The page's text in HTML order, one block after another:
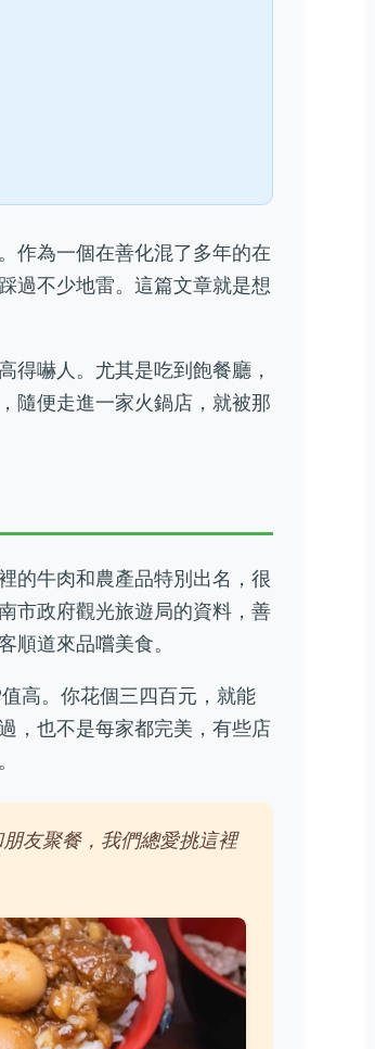
作為一個在善化混了多年的在
過不少地雷。這篇文章就是想
得嚇人。尤其是吃到飽餐廳，
隨便走進一家火鍋店，就被那
的牛肉和農產品特別出名，很
市政府觀光旅遊局的資料，善
道來品嚐美食。
高。你花個三四百元，就能
，也不是每家都完美，有些店
友聚餐，我們總愛挑這裡